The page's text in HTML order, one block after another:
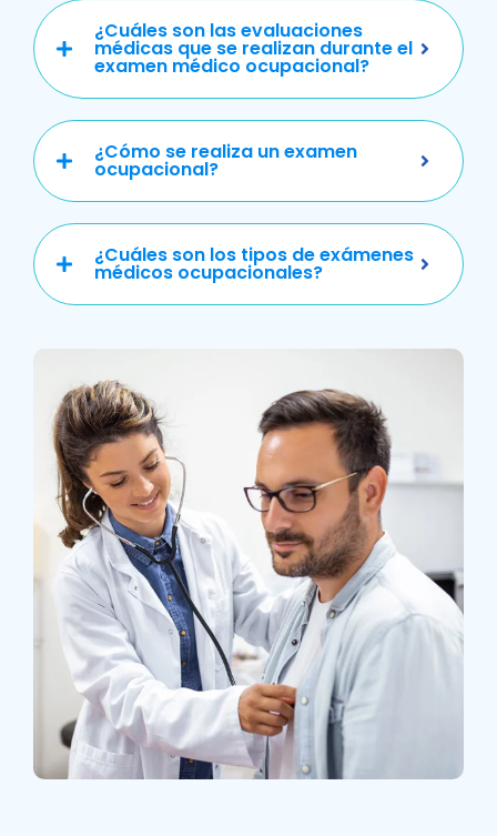
¿Cuáles son las evaluaciones
médicas que se realizan durante el
examen médico ocupacional?
¿Cómo se realiza un examen
ocupacional?
¿Cuáles son los tipos de exámenes
médicos ocupacionales?